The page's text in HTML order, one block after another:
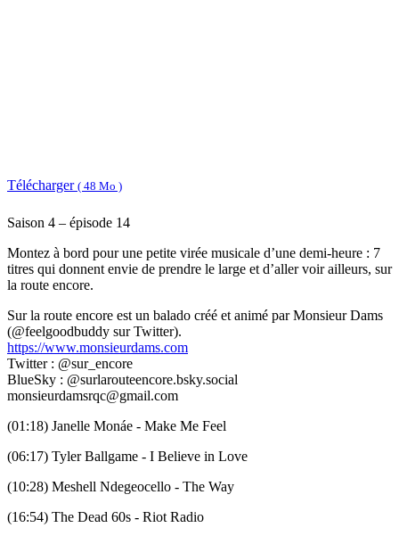
Télécharger ( 48 Mo )
Saison 4 – épisode 14
Montez à bord pour une petite virée musicale d’une demi-heure : 7
titres qui donnent envie de prendre le large et d’aller voir ailleurs, sur
la route encore.
Sur la route encore est un balado créé et animé par Monsieur Dams
(@feelgoodbuddy sur Twitter).
https://www.monsieurdams.com
Twitter : @sur_encore
BlueSky : @surlarouteencore.bsky.social
monsieurdamsrqc@gmail.com
(01:18) Janelle Monáe - Make Me Feel
(06:17) Tyler Ballgame - I Believe in Love
(10:28) Meshell Ndegeocello - The Way
(16:54) The Dead 60s - Riot Radio